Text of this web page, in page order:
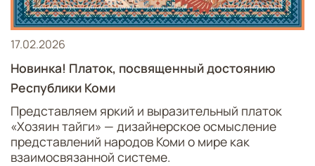
17.02.2026
Новинка! Платок, посвященный достоянию
Республики Коми
Представляем яркий и выразительный платок
«Хозяин тайги» — дизайнерское осмысление
представлений народов Коми о мире как
взаимосвязанной системе.